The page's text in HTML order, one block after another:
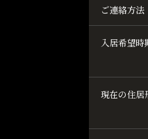
ご連絡方法
入居希望時
現在の住居